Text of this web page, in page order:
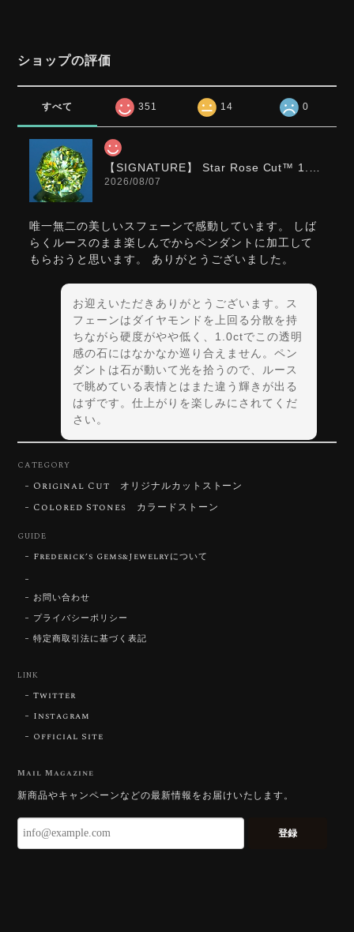
ショップの評価
すべて 351 14 0
【SIGNATURE】 Star Rose Cut™️ 1.0ct Natural Green Sphene
2026/08/07
唯一無二の美しいスフェーンで感動しています。 しば
らくルースのまま楽しんでからペンダントに加工して
もらおうと思います。 ありがとうございました。
お迎えいただきありがとうございます。ス
フェーンはダイヤモンドを上回る分散を持
ちながら硬度がやや低く、1.0ctでこの透明
感の石にはなかなか巡り合えません。ペン
ダントは石が動いて光を拾うので、ルース
で眺めている表情とはまた違う輝きが出る
はずです。仕上がりを楽しみにされてくだ
さい。
2026/07/30
ずっと待ち望んでいたカットを運よく購入できて嬉し
いです。 ウルウルとギラギラを一度に見ることができ
る不思議なカットだと感じました。強い煌めきだけで
CATEGORY
Original Cut オリジナルカットストーン
Colored Stones カラードストーン
GUIDE
Frederick’s Gems&Jewelryについて
お問い合わせ
プライバシーポリシー
特定商取引法に基づく表記
LINK
Twitter
Instagram
Official Site
Mail Magazine
新商品やキャンペーンなどの最新情報をお届けいたします。
登録